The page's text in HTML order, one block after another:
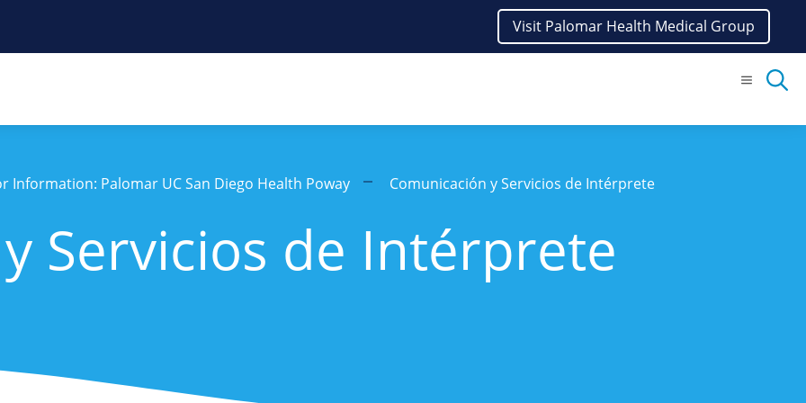
Visit Palomar Health Medical Group
Menu
Information: Palomar UC San Diego Health Poway Comunicación y Servicios de Intérprete
Servicios de Intérprete